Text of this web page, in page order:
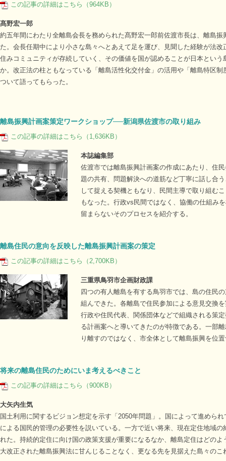
この記事の詳細はこちら（964KB）
髙野宏一郎
約五年間にわたり全離島会長を務められた髙野宏一郎前佐渡市長は、離島
た。会長任期中により小さな島々へとあえて足を運び、見聞した経験が法
住みコミュニティが存続していく、その価値を国が認めることが日本とい
か。改正法の柱ともなっている「離島活性化交付金」の活用や「離島特区
ついて語ってもらった。
離島振興計画案策定ワークショップ──新潟県佐渡市の取り組み
この記事の詳細はこちら（1,636KB）
本誌編集部
佐渡市では離島振興計画案の作成にあたり、住
題の共有、問題解決への道筋など丁寧に話し合
して捉える契機ともなり、民間主導で取り組む
もなった。行政vs民間ではなく、協働の仕組み
留まらないそのプロセスを紹介する。
離島住民の意向を反映した離島振興計画案の策定
この記事の詳細はこちら（2,700KB）
三重県鳥羽市企画財政課
四つの有人離島を有する鳥羽市では、島の住民
組んできた。各離島で住民参加による意見交換
行政や住民代表、関係団体などで組織される策
る計画案へと導いてきたのが特徴である。一部
り離すのではなく、市全体として離島振興を位
将来の離島住民のためにいま考えるべきこと
この記事の詳細はこちら（900KB）
大矢内生気
国土利用に関するビジョン想定を示す「2050年問題」。国によって進めら
による国民的管理の必要性を説いている。一方で近い将来、現在定住地域
れた。持続的定住に向け国の政策支援が重要になるなか、離島定住はどの
大改正された離島振興法に甘んじることなく、更なる先を見据えた島々のこ